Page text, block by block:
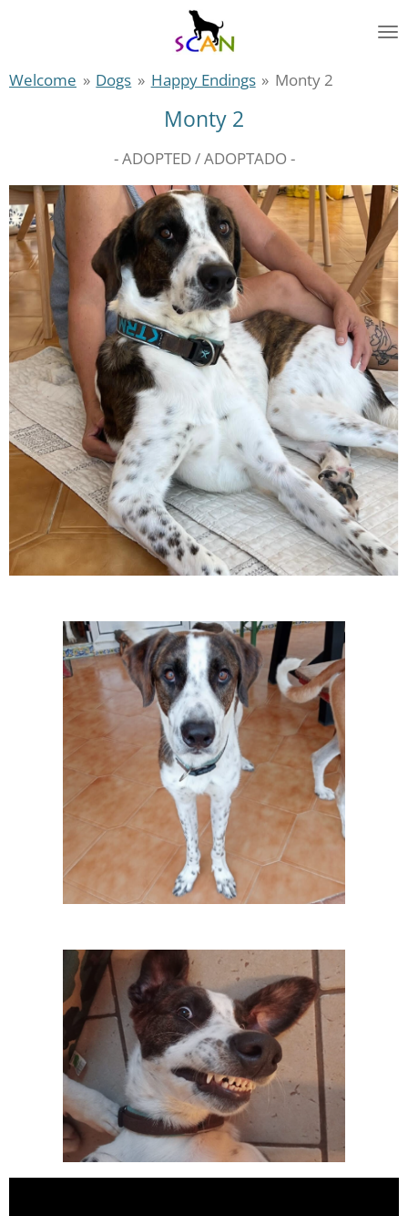
Welcome » Dogs » Happy Endings » Monty 2
Monty 2
- ADOPTED / ADOPTADO -